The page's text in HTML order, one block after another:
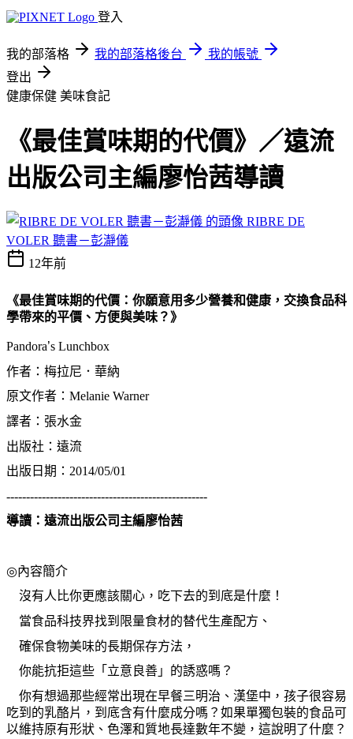
登入
我的部落格 我的部落格後台
我的帳號
登出
健康保健 美味食記
《最佳賞味期的代價》／遠流
出版公司主編廖怡茜導讀
RIBRE DE
VOLER 聽書－彭瀞儀
12年前
《最佳賞味期的代價：你願意用多少營養和健康，交換食品科
學帶來的平價、方便與美味？》
Pandora’s Lunchbox
作者：梅拉尼．華納
原文作者： Melanie Warner
譯者：張水金
出版社：遠流
出版日期： 2014/05/01
---------------------------------------------------
導讀：遠流出版公司主編廖怡茜
◎內容簡介
沒有人比你更應該關心，吃下去的到底是什麼！
當食品科技界找到限量食材的替代生產配方、
確保食物美味的長期保存方法，
你能抗拒這些「立意良善」的誘惑嗎？
你有想過那些經常出現在早餐三明治、漢堡中，孩子很容易
吃到的乳酪片，到底含有什麼成分嗎？如果單獨包裝的食品可
以維持原有形狀、色澤和質地長達數年不變，這說明了什麼？